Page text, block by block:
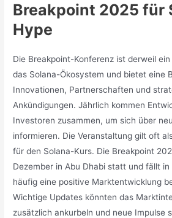
Breakpoint 2025 für
Hype
Die Breakpoint-Konferenz ist derweil
das Solana-Ökosystem und bietet eine
Innovationen, Partnerschaften und
Ankündigungen. Jährlich kommen
Investoren zusammen, um sich über
informieren. Die Veranstaltung gilt oft
für den Solana-Kurs. Die Breakpoint
Dezember in Abu Dhabi statt und fällt
häufig eine positive Marktentwicklung
Wichtige Updates könnten das
zusätzlich ankurbeln und neue Impulse